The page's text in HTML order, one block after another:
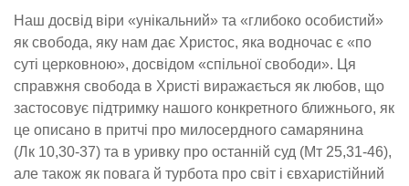
Наш досвід віри «унікальний» та «глибоко особистий»
як свобода, яку нам дає Христос, яка водночас є «по
суті церковною», досвідом «спільної свободи». Ця
справжня свобода в Христі виражається як любов, що
застосовує підтримку нашого конкретного ближнього, як
це описано в притчі про милосердного самарянина
(Лк 10,30-37) та в уривку про останній суд (Мт 25,31-46),
але також як повага й турбота про світ і євхаристійний